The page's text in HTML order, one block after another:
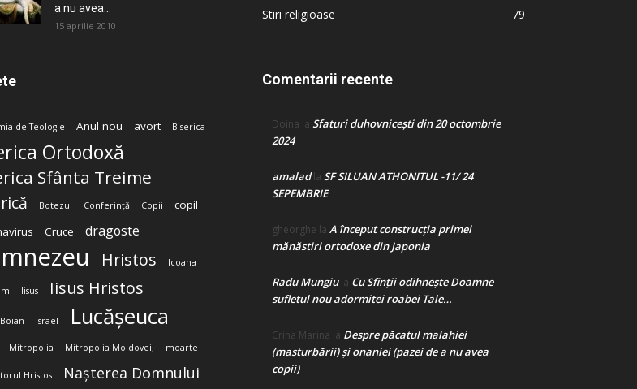
a nu avea...
15 aprilie 2010
de Teologie Anul nou avort Biserica
Ortodoxă
Sfânta Treime
Botezul Conferință Copii
copil
Cruce dragoste
Hristos Icoana
Iisus Iisus Hristos
Israel Lucășeuca
Mitropolia Mitropolia Moldovei; moarte
Hristos Nașterea Domnului
Stiri religioase
79
Comentarii recente
Doina la Sfaturi duhovnicești din 20 octombrie
2024
amaladla SF SILUAN ATHONITUL -11/ 24
SEPEMBRIE
gheorghe la A început construcţia primei
mănăstiri ortodoxe din Japonia
Radu Mungiula Cu Sfinții odihnește Doamne
sufletul nou adormitei roabei Tale…
Crina Marina la Despre păcatul malahiei
(masturbării) şi onaniei (pazei de a nu avea
copii)